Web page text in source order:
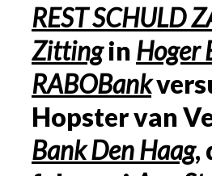
REST SCHULD
Zittingin Hoger
RABOBank
Hopster van
Bank Den Haag,